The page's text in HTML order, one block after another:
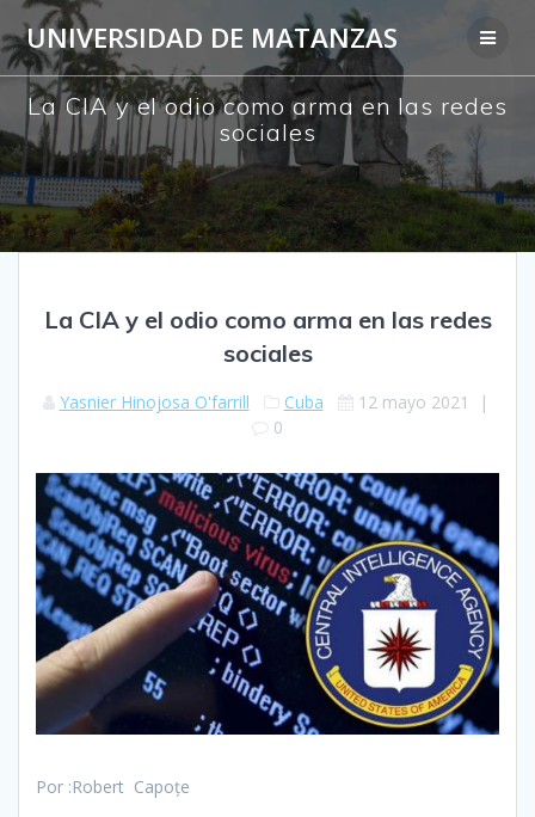
Saltar
al
contenido
UNIVERSIDAD DE MATANZAS
La CIA y el odio como arma en las redes
sociales
La CIA y el odio como arma en las redes
sociales
Yasnier Hinojosa O'farrill Cuba 12 mayo 2021
|
0
Por :Robert Capoțe